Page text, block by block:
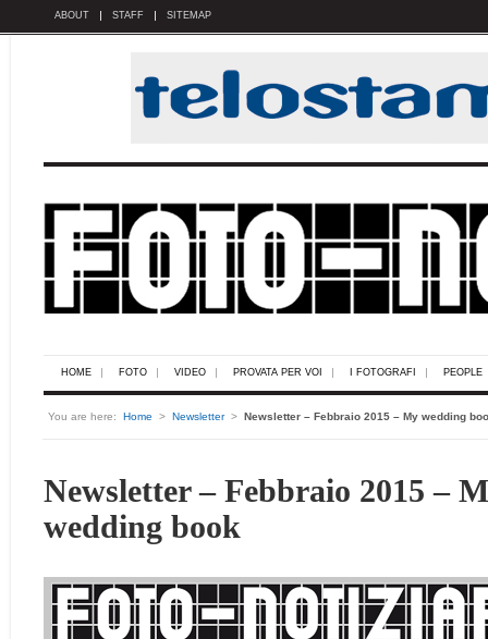
ABOUT STAFF SITEMAP
HOME FOTO VIDEO PROVATA PER VOI I FOTOGRAFI PEOPLE
You are here: Home > Newsletter > Newsletter – Febbraio 2015 – My wedding
Newsletter – Febbraio 2015 –
wedding book